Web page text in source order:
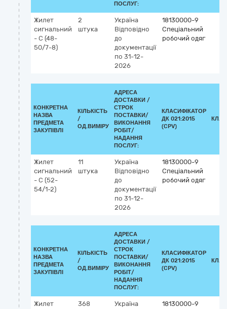
ПОСЛУГ:
Жилет
сигнальний
- С (48-
50/7-8)
2
штука
Україна
Відповідно
до
документації
по 31-12-
2026
18130000-9
Спеціальний
робочий одяг
КОНКРЕТНА
НАЗВА
ПРЕДМЕТА
ЗАКУПІВЛІ
КІЛЬКІСТЬ
/
ОД.ВИМІРУ
АДРЕСА
ДОСТАВКИ /
СТРОК
ПОСТАВКИ/
ВИКОНАННЯ
РОБІТ/
НАДАННЯ
ПОСЛУГ:
КЛАСИФІКАТОР
ДК 021:2015
(CPV)
Жилет
сигнальний
- С (52-
54/1-2)
11
штука
Україна
Відповідно
до
документації
по 31-12-
2026
18130000-9
Спеціальний
робочий одяг
КОНКРЕТНА
НАЗВА
ПРЕДМЕТА
ЗАКУПІВЛІ
КІЛЬКІСТЬ
/
ОД.ВИМІРУ
АДРЕСА
ДОСТАВКИ /
СТРОК
ПОСТАВКИ/
ВИКОНАННЯ
РОБІТ/
НАДАННЯ
ПОСЛУГ:
КЛАСИФІКАТОР
ДК 021:2015
(CPV)
Жилет
368
Україна
18130000-9